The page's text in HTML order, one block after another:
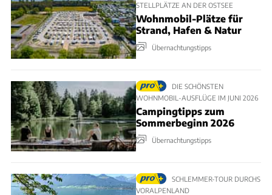
STELLPLÄTZE AN DER OSTSEE
Wohnmobil-Plätze für
Strand, Hafen & Natur
Übernachtungstipps
DIE SCHÖNSTEN
WOHNMOBIL-AUSFLÜGE IM JUNI 2026
Campingtipps zum
Sommerbeginn 2026
Übernachtungstipps
SCHLEMMER-TOUR DURCHS
VORALPENLAND